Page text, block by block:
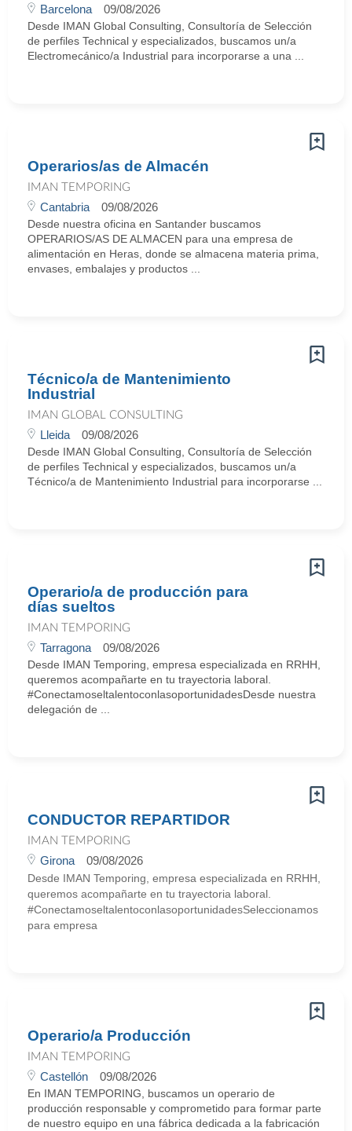
Barcelona 09/08/2026
Desde IMAN Global Consulting, Consultoría de Selección
de perfiles Technical y especializados, buscamos un/a
Electromecánico/a Industrial para incorporarse a una ...
Operarios/as de Almacén
IMAN TEMPORING
Cantabria 09/08/2026
Desde nuestra oficina en Santander buscamos
OPERARIOS/AS DE ALMACEN para una empresa de
alimentación en Heras, donde se almacena materia prima,
envases, embalajes y productos ...
Técnico/a de Mantenimiento
Industrial
IMAN GLOBAL CONSULTING
Lleida 09/08/2026
Desde IMAN Global Consulting, Consultoría de Selección
de perfiles Technical y especializados, buscamos un/a
Técnico/a de Mantenimiento Industrial para incorporarse ...
Operario/a de producción para
días sueltos
IMAN TEMPORING
Tarragona 09/08/2026
Desde IMAN Temporing, empresa especializada en RRHH,
queremos acompañarte en tu trayectoria laboral.
#ConectamoseltalentoconlasoportunidadesDesde nuestra
delegación de ...
CONDUCTOR REPARTIDOR
IMAN TEMPORING
Girona 09/08/2026
Desde IMAN Temporing, empresa especializada en RRHH,
queremos acompañarte en tu trayectoria laboral.
#ConectamoseltalentoconlasoportunidadesSeleccionamos
para empresa
Operario/a Producción
IMAN TEMPORING
Castellón 09/08/2026
En IMAN TEMPORING, buscamos un operario de
producción responsable y comprometido para formar parte
de nuestro equipo en una fábrica dedicada a la fabricación